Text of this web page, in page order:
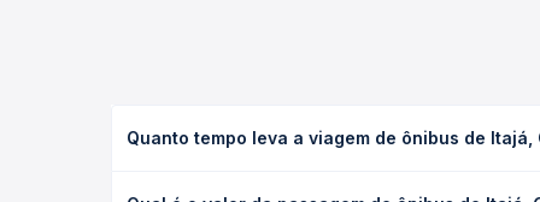
Quanto tempo leva a viagem de ônibus de Itajá,